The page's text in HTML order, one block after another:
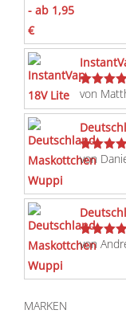
Bewertet
mit5
von
Bewertet
von
Bewertet
von
MARKEN